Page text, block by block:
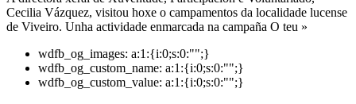
Cecilia Vázquez, visitou hoxe o campamentos da localidade lucense
de Viveiro. Unha actividade enmarcada na campaña O teu »
wdfb_og_images: a:1:{i:0;s:0:"";}
wdfb_og_custom_name: a:1:{i:0;s:0:"";}
wdfb_og_custom_value: a:1:{i:0;s:0:"";}